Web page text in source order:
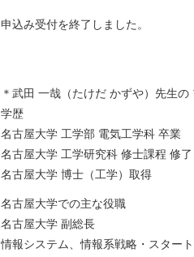
申込み受付を終了しました。
＊武田 一哉（たけだ かずや）先生の
学歴
名古屋大学 工学部 電気工学科 卒業
名古屋大学 工学研究科 修士課程 修了
名古屋大学 博士（工学）取得
名古屋大学での主な役職
名古屋大学 副総長
情報システム、情報系戦略・スター